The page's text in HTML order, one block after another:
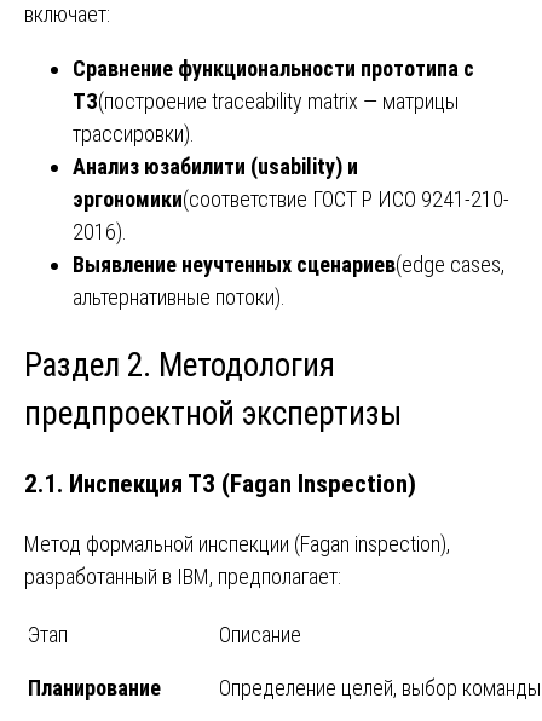
включает:
Сравнение функциональности прототипа с
ТЗ(построение traceability matrix — матрицы
трассировки).
Анализ юзабилити (usability) и
эргономики(соответствие ГОСТ Р ИСО 9241-210-
2016).
Выявление неучтенных сценариев(edge cases,
альтернативные потоки).
Раздел 2. Методология
предпроектной экспертизы
2.1. Инспекция ТЗ (Fagan Inspection)
Метод формальной инспекции (Fagan inspection),
разработанный в IBM, предполагает:
Этап Описание
Планирование Определение целей, выбор команды